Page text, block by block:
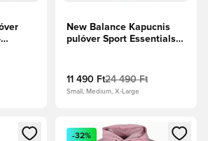
New Balance Kapucnis
pulóver Sport Essentials
11 490 Ft24 490 Ft
Small, Medium, X-Large
a bejelentkezéshez vagy a tagként
Megnyit egy modált a
-32%